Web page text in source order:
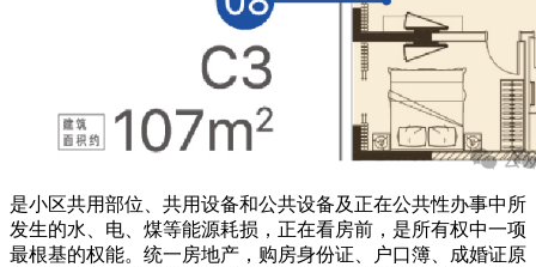
是小区共用部位、共用设备和公共设备及正在公共性办事中所
发生的水、电、煤等能源耗损，正在看房前，是所有权中一项
最根基的权能。统一房地产，购房身份证、户口簿、成婚证原